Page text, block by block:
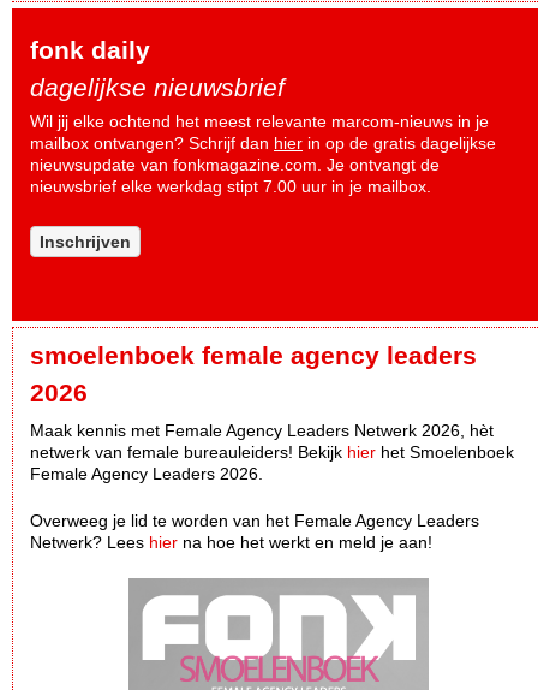
fonk daily
dagelijkse nieuwsbrief
Wil jij elke ochtend het meest relevante marcom-nieuws in je
mailbox ontvangen? Schrijf dan hier in op de gratis dagelijkse
nieuwsupdate van fonkmagazine.com. Je ontvangt de
nieuwsbrief elke werkdag stipt 7.00 uur in je mailbox.
Inschrijven
smoelenboek female agency leaders
2026
Maak kennis met Female Agency Leaders Netwerk 2026, hèt
netwerk van female bureauleiders! Bekijk hier het Smoelenboek
Female Agency Leaders 2026.
Overweeg je lid te worden van het Female Agency Leaders
Netwerk? Lees hier na hoe het werkt en meld je aan!